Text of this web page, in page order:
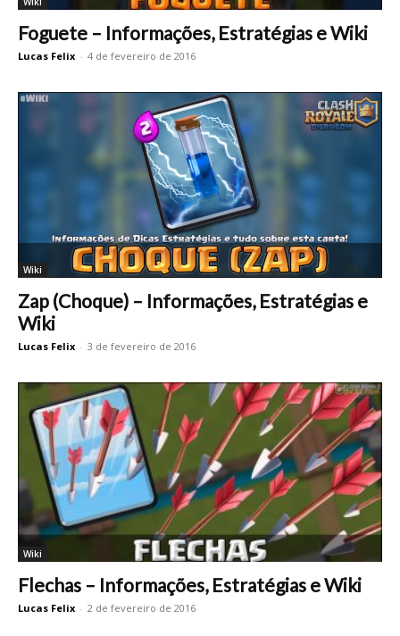
Foguete – Informações, Estratégias e Wiki
Lucas Felix - 4 de fevereiro de 2016
Wiki
Zap (Choque) – Informações, Estratégias e
Wiki
Lucas Felix - 3 de fevereiro de 2016
Wiki
Flechas – Informações, Estratégias e Wiki
Lucas Felix - 2 de fevereiro de 2016